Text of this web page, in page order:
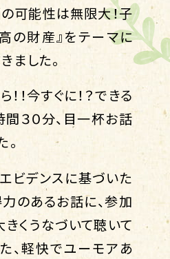
可能性は無限大！子
の財産』をテーマに
ました。
！今すぐに！？できる
３０分、目一杯お話
。
ビデンスに基づいた
のあるお話に、参加
くうなづいて聴いて
、軽快でユーモアあ